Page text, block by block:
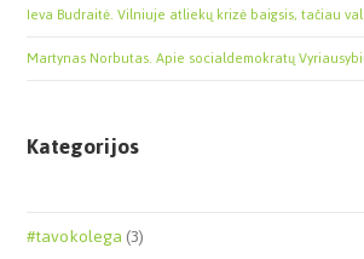
Ieva Budraitė. Vilniuje atliekų krizė baigsis, tačiau
Martynas Norbutas. Apie socialdemokratų
Kategorijos
#tavokolega(3)